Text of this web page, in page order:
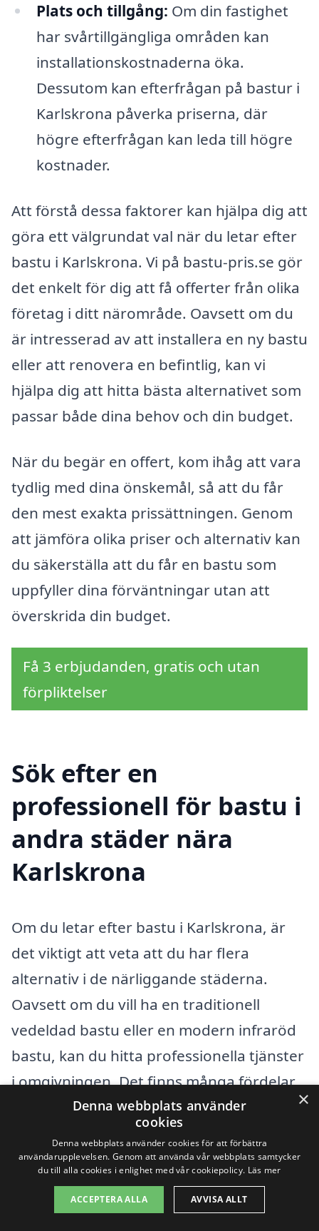
Plats och tillgång: Om din fastighet
har svårtillgängliga områden kan
installationskostnaderna öka.
Dessutom kan efterfrågan på bastur i
Karlskrona påverka priserna, där
högre efterfrågan kan leda till högre
kostnader.
Att förstå dessa faktorer kan hjälpa dig att
göra ett välgrundat val när du letar efter
bastu i Karlskrona. Vi på bastu-pris.se gör
det enkelt för dig att få offerter från olika
företag i ditt närområde. Oavsett om du
är intresserad av att installera en ny bastu
eller att renovera en befintlig, kan vi
hjälpa dig att hitta bästa alternativet som
passar både dina behov och din budget.
När du begär en offert, kom ihåg att vara
tydlig med dina önskemål, så att du får
den mest exakta prissättningen. Genom
att jämföra olika priser och alternativ kan
du säkerställa att du får en bastu som
uppfyller dina förväntningar utan att
överskrida din budget.
Få 3 erbjudanden, gratis och utan
förpliktelser
Sök efter en
professionell för bastu i
andra städer nära
Karlskrona
Om du letar efter bastu i Karlskrona, är
det viktigt att veta att du har flera
alternativ i de närliggande städerna.
Oavsett om du vill ha en traditionell
vedeldad bastu eller en modern infraröd
bastu, kan du hitta professionella tjänster
i omgivningen. Det finns många fördelar
med att välja en bastu i närliggande
städer, inklusive fler alternativ och
potentiella kostnadsbesparingar.
Här är några av städerna du kan
×
Denna webbplats använder
cookies
Denna webbplats använder cookies för att förbättra
användarupplevelsen. Genom att använda vår webbplats samtycker
du till alla cookies i enlighet med vår cookiepolicy. Läs mer
ACCEPTERA ALLA AVVISA ALLT